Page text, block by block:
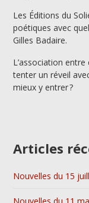
Les Éditions du
poétiques avec
Gilles Badaire.
L’association
tenter un réveil
mieux y entrer ?
Articles
Nouvelles du 15